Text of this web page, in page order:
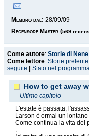
Membro dal: 28/09/09
Recensore Master (569
Come autore: Storie di
Come lettore: Storie preferite
seguite
Stato nel
How to get away
- Ultimo capitolo
L'estate è passata,
Larson è ormai un
Come continua la vita dei
.